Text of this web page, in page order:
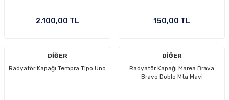
2.100,00 TL 150,00 TL
DİĞER
Radyatör Kapağı Tempra Tipo Uno
DİĞER
Radyatör Kapağı Marea Brava
Bravo Doblo Mta Mavi